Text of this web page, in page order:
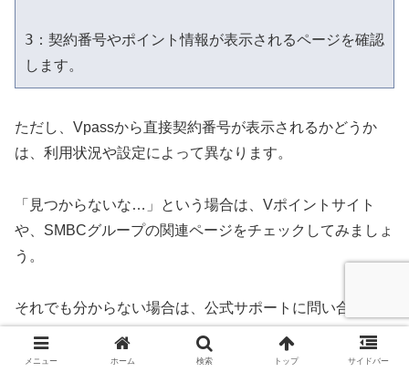
3：契約番号やポイント情報が表示されるページを確認
します。
ただし、Vpassから直接契約番号が表示されるかどうか
は、利用状況や設定によって異なります。
「見つからないな…」という場合は、Vポイントサイト
や、SMBCグループの関連ページをチェックしてみましょ
う。
それでも分からない場合は、公式サポートに問い合わせる
のもアリですよ。
メニュー ホーム 検索 トップ サイドバー